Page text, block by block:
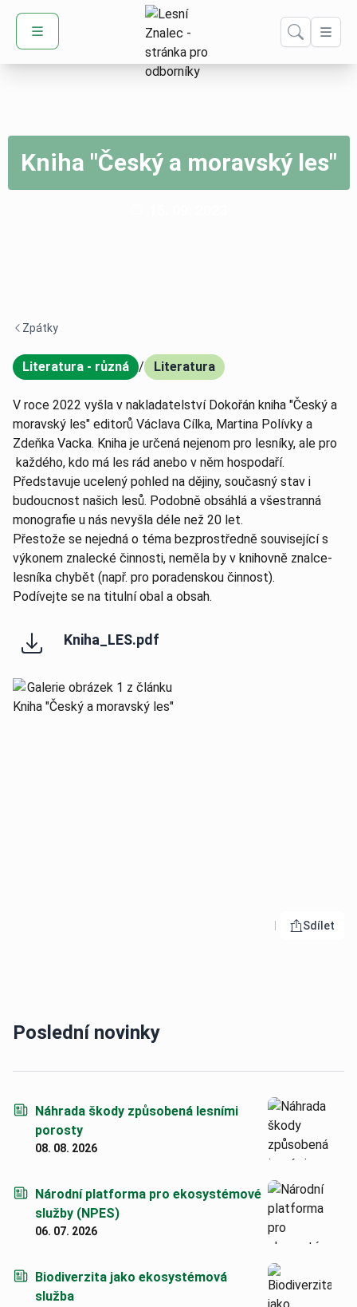
Domů – Lesní Znalec
Kniha "Český a moravský les"
Navigace zpět -
Zpátky
Literatura - různá
,
/ Literatura
V roce 2022 vyšla v nakladatelství Dokořán kniha "Český a
moravský les" editorů Václava Cílka, Martina Polívky a
Zdeňka Vacka. Kniha je určená nejenom pro lesníky, ale pro
každého, kdo má les rád anebo v něm hospodaří.
Představuje ucelený pohled na dějiny, současný stav i
budoucnost našich lesů. Podobně obsáhlá a všestranná
monografie u nás nevyšla déle než 20 let.
Přestože se nejedná o téma bezprostředně související s
výkonem znalecké činnosti, neměla by v knihovně znalce-
lesníka chybět (např. pro poradenskou činnost).
Podívejte se na titulní obal a obsah.
Kniha_LES.pdf
Otevřít
Sdílet
Poslední novinky
Náhrada škody způsobená lesními
porosty
08. 08. 2026
Národní platforma pro ekosystémové
služby (NPES)
06. 07. 2026
Biodiverzita jako ekosystémová
služba